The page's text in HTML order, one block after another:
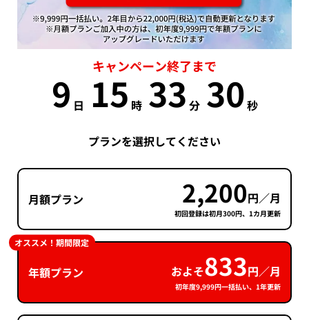
キャンペーン終了まで
9 日 15 時 33 分 30秒
プランを選択してください
月額プラン 2,200円／月
初回登録は初月300円、1カ月更新
年額プラン およそ833円／月
初年度9,999円一括払い、1年更新
オススメ！期間限定